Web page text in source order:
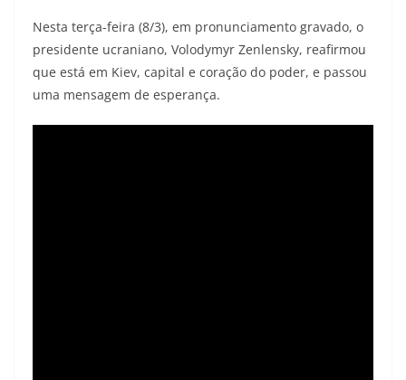
Nesta terça-feira (8/3), em pronunciamento gravado, o
presidente ucraniano, Volodymyr Zenlensky, reafirmou
que está em Kiev, capital e coração do poder, e passou
uma mensagem de esperança.